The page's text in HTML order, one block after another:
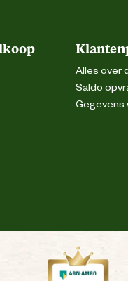
Alles over
Saldo
Gegevens